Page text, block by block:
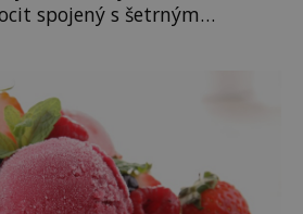
spojený s šetrným
vyráběny už několik
však nabízí i jiné varianty.
sluneční brýle, které